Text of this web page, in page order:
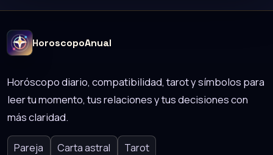
HoroscopoAnual
Horóscopo diario, compatibilidad, tarot y símbolos para
leer tu momento, tus relaciones y tus decisiones con
más claridad.
Pareja Carta astral Tarot